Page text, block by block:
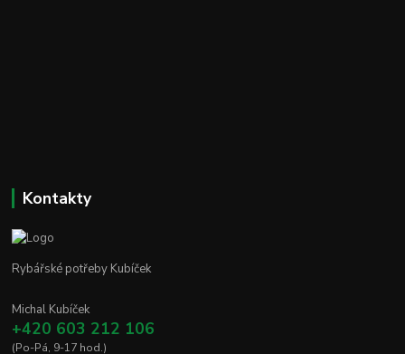
Kontakty
Rybářské potřeby Kubíček
Michal Kubíček
+420 603 212 106
(Po-Pá, 9-17 hod.)